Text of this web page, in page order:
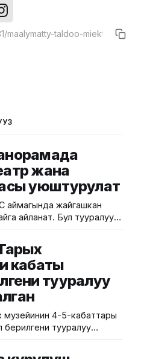
жана
уюштурулат
аймагында жайгашкан
айланат. Бул тууралуу
Жылдызбек Беккелдиев
жетекчиси Валихан
алдыдагы иштерди
берилип, аймакта жайкы
үчүн оюн аянтчасы
кабаты
тууралуу
4-5-кабаттары
берилгени тууралуу
жаштар саясаты